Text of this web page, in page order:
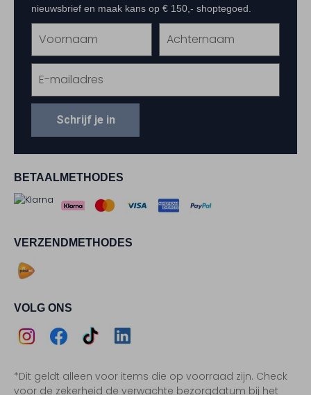
BETAALMETHODES
VERZENDMETHODES
VOLG ONS
Instagram
Facebook
TikTokLinkedIn
*Dit geldt alleen voor items die op voorraad zijn. Check
voor de zekerheid de verwachte bezorgdatum bij het
nieuwsbrief en maak kans op € 150,- shoptegoed.
Schrijf je in